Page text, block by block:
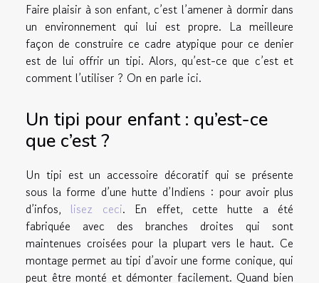
Faire plaisir à son enfant, c’est l’amener à dormir dans
un environnement qui lui est propre. La meilleure
façon de construire ce cadre atypique pour ce denier
est de lui offrir un tipi. Alors, qu’est-ce que c’est et
comment l’utiliser ? On en parle ici.
Un tipi pour enfant : qu’est-ce
que c’est ?
Un tipi est un accessoire décoratif qui se présente
sous la forme d’une hutte d’Indiens : pour avoir plus
d’infos, lisez ceci. En effet, cette hutte a été
fabriquée avec des branches droites qui sont
maintenues croisées pour la plupart vers le haut. Ce
montage permet au tipi d’avoir une forme conique, qui
peut être monté et démonter facilement. Quand bien